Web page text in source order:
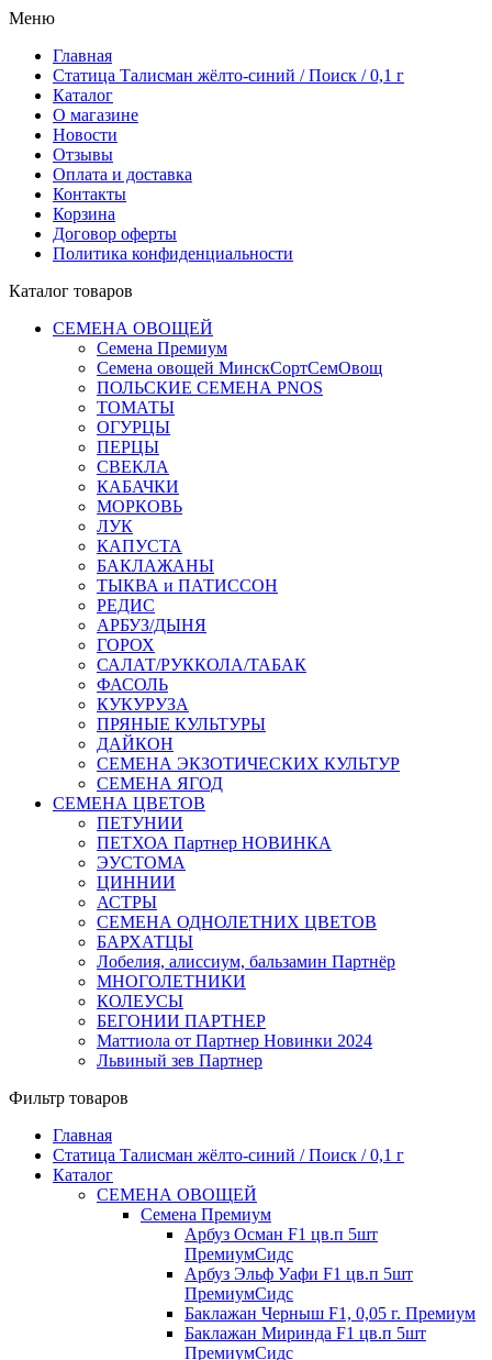
Меню
Главная
Статица Талисман жёлто-синий / Поиск / 0,1 г
Каталог
О магазине
Новости
Отзывы
Оплата и доставка
Контакты
Корзина
Договор оферты
Политика конфиденциальности
Каталог товаров
СЕМЕНА ОВОЩЕЙ
Семена Премиум
Семена овощей МинскСортСемОвощ
ПОЛЬСКИЕ СЕМЕНА PNOS
ТОМАТЫ
ОГУРЦЫ
ПЕРЦЫ
СВЕКЛА
КАБАЧКИ
МОРКОВЬ
ЛУК
КАПУСТА
БАКЛАЖАНЫ
ТЫКВА и ПАТИССОН
РЕДИС
АРБУЗ/ДЫНЯ
ГОРОХ
САЛАТ/РУККОЛА/ТАБАК
ФАСОЛЬ
КУКУРУЗА
ПРЯНЫЕ КУЛЬТУРЫ
ДАЙКОН
СЕМЕНА ЭКЗОТИЧЕСКИХ КУЛЬТУР
СЕМЕНА ЯГОД
СЕМЕНА ЦВЕТОВ
ПЕТУНИИ
ПЕТХОА Партнер НОВИНКА
ЭУСТОМА
ЦИННИИ
АСТРЫ
СЕМЕНА ОДНОЛЕТНИХ ЦВЕТОВ
БАРХАТЦЫ
Лобелия, алиссиум, бальзамин Партнёр
МНОГОЛЕТНИКИ
КОЛЕУСЫ
БЕГОНИИ ПАРТНЕР
Маттиола от Партнер Новинки 2024
Львиный зев Партнер
Фильтр товаров
Главная
Статица Талисман жёлто-синий / Поиск / 0,1 г
Каталог
СЕМЕНА ОВОЩЕЙ
Семена Премиум
Арбуз Осман F1 цв.п 5шт
ПремиумСидс
Арбуз Эльф Уафи F1 цв.п 5шт
ПремиумСидс
Баклажан Черныш F1, 0,05 г. Премиум
Баклажан Миринда F1 цв.п 5шт
ПремиумСидс